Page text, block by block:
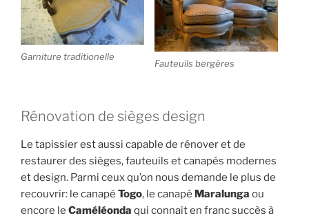
Garniture traditionelle
Fauteuils bergères
Rénovation de sièges design
Le tapissier est aussi capable de rénover et de
restaurer des sièges, fauteuils et canapés modernes
et design. Parmi ceux qu’on nous demande le plus de
recouvrir: le canapé Togo, le canapé Maralunga ou
encore le Caméléonda qui connait en franc succès à